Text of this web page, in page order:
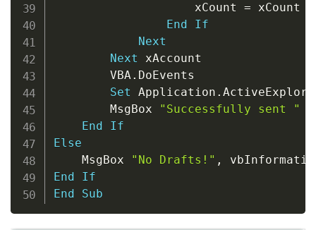
                    xCount
= xCount
End
If
Next
Next xAccount
        VBA
. DoEvents
Set Application .
        MsgBox
"Successfully sent "
End
If
Else
    MsgBox
"No Drafts!" ,
End
If
End
Sub